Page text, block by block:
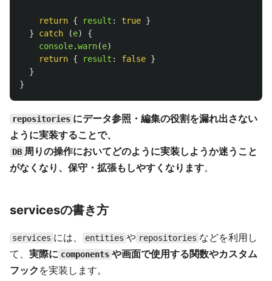
return { result : true }
}
catch (e)
{
console.warn(e)
return { result : false }
}
}
repositories にデータ参照・編集の役割を漏れ出さない
ように実装することで、
DB 周りの操作においてどのように実装しようか迷うこと
がなくなり、保守・拡張もしやすくなります。
servicesの書き方
services には、 entities や repositories などを利用し
て、 実際に components や画面で使用する関数やカスタム
フック を実装します。